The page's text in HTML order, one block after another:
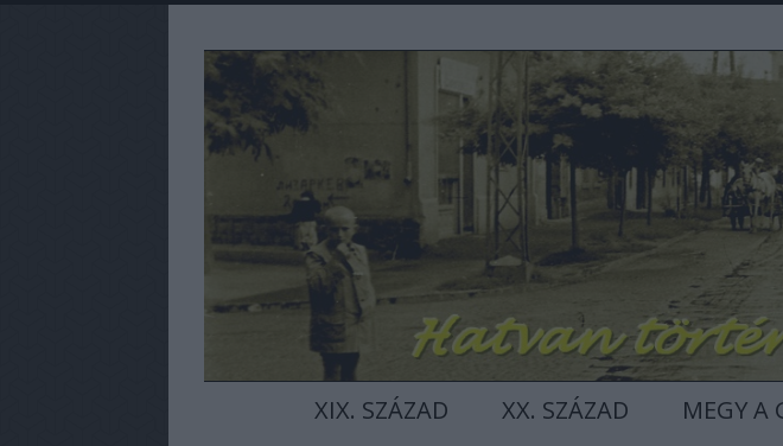
XIX. SZÁZAD XX. SZÁZAD MEGY A